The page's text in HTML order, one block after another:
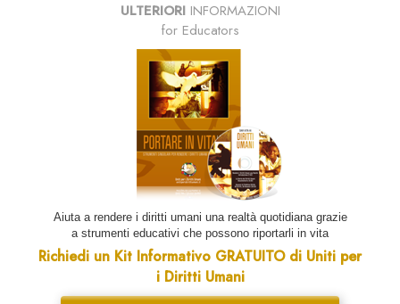
ULTERIORIINFORMAZIONI
for Educators
Aiuta a rendere i diritti umani una realtà quotidiana grazie
a strumenti educativi che possono riportarli in vita
Richiedi un Kit Informativo GRATUITO di Uniti per
i Diritti Umani